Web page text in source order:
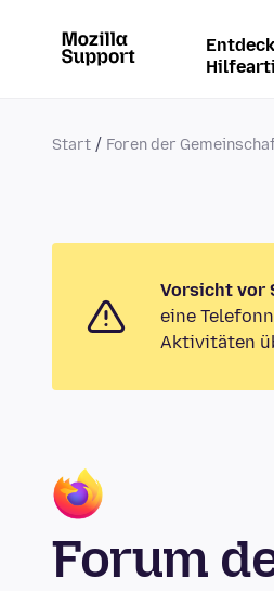
Start Foren der
Vorsicht vor
eine
Aktivitäten
Forum